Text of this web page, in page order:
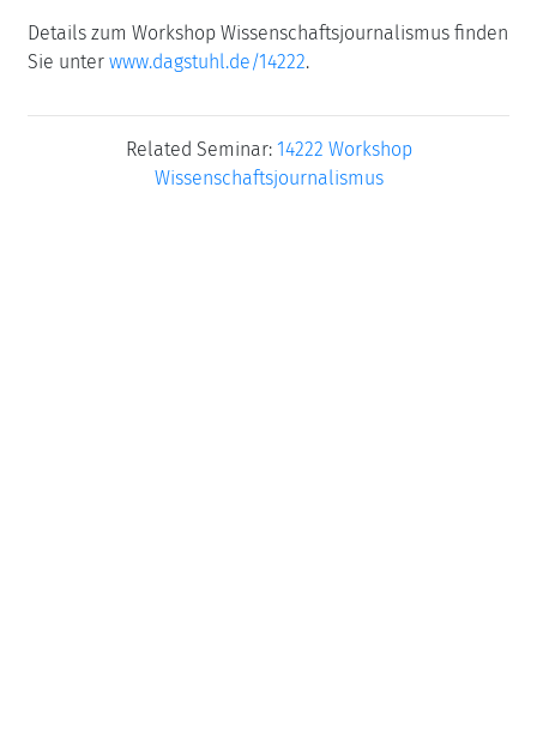
Details zum Workshop Wissenschaftsjournalismus finden
Sie unter www.dagstuhl.de/14222.
Related Seminar: 14222 Workshop
Wissenschaftsjournalismus